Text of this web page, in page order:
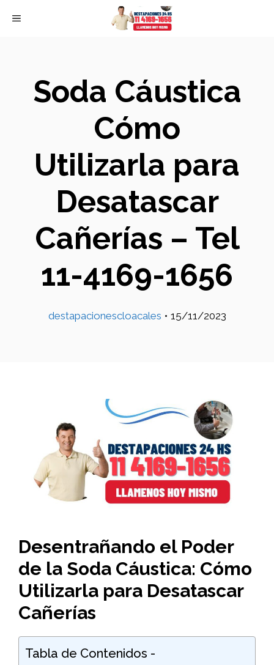
MENU
Soda Cáustica
Cómo
Utilizarla para
Desatascar
Cañerías – Tel
11-4169-1656
destapacionescloacales • 15/11/2023
Desentrañando el Poder
de la Soda Cáustica: Cómo
Utilizarla para Desatascar
Cañerías
Tabla de Contenidos -